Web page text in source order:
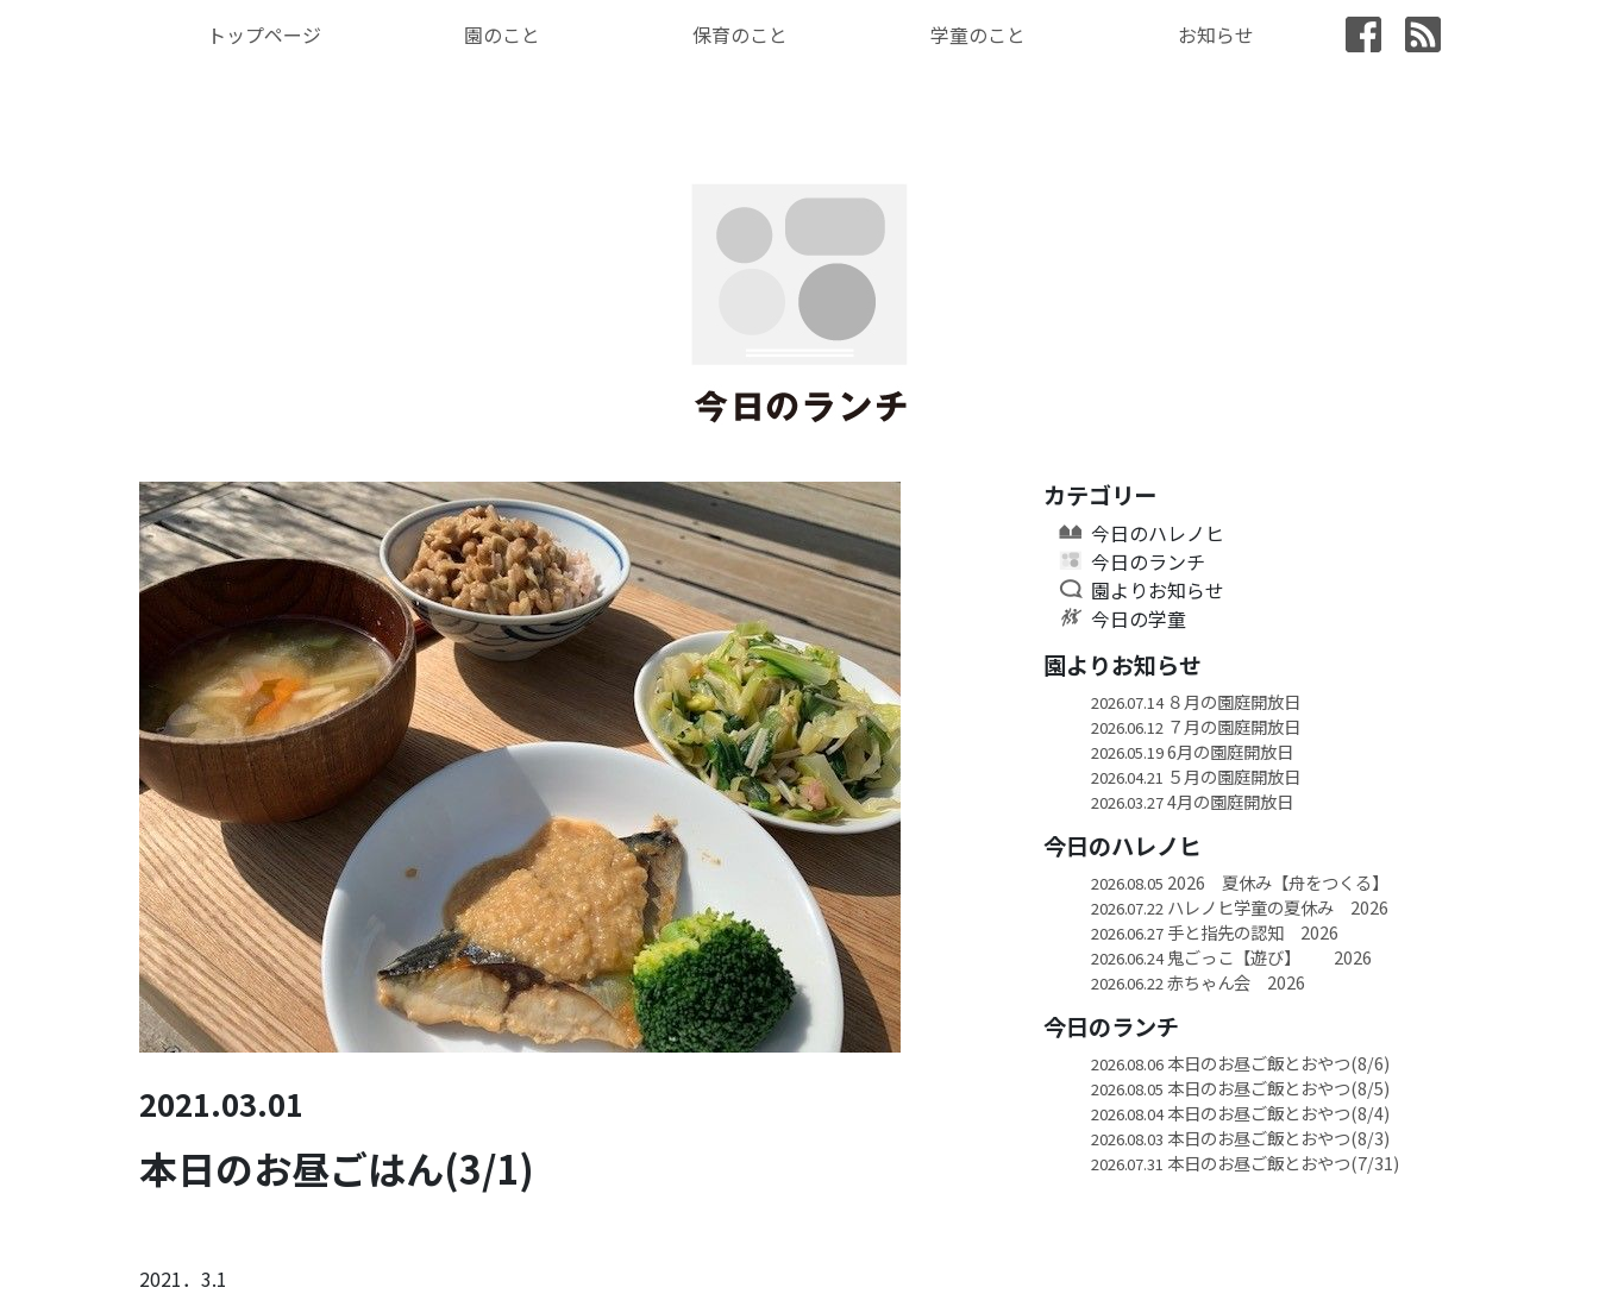
トップページ 園のこと 保育のこと 学童のこと お知らせ
2021.03.01
本日のお昼ごはん(3/1)
2021．3.1
カテゴリー
今日のハレノヒ
今日のランチ
園よりお知らせ
今日の学童
園よりお知らせ
2026.07.14８月の園庭開放日
2026.06.12 ７月の園庭開放日
2026.05.196月の園庭開放日
2026.04.21 ５月の園庭開放日
2026.03.274月の園庭開放日
今日のハレノヒ
2026.08.05 2026 夏休み【舟をつくる】
2026.07.22 ハレノヒ学童の夏休み 2026
2026.06.27手と指先の認知 2026
2026.06.24鬼ごっこ【遊び】 2026
2026.06.22 赤ちゃん会 2026
今日のランチ
2026.08.06本日のお昼ご飯とおやつ(8/6)
2026.08.05 本日のお昼ご飯とおやつ(8/5)
2026.08.04本日のお昼ご飯とおやつ(8/4)
2026.08.03 本日のお昼ご飯とおやつ(8/3)
2026.07.31 本日のお昼ご飯とおやつ(7/31)